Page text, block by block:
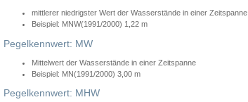
mittlerer niedrigster Wert der Wasserstände in einer Zeitspanne
Beispiel: MNW(1991/2000) 1,22 m
Pegelkennwert: MW
Mittelwert der Wasserstände in einer Zeitspanne
Beispiel: MN(1991/2000) 3,00 m
Pegelkennwert: MHW